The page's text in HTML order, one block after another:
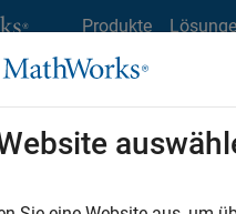
Produkte
MathWorks
Stellensuche